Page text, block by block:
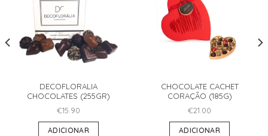
DECOFLORALIA
CHOCOLATES (255GR)
€15.90
ADICIONAR
CHOCOLATE CACHET
CORAÇÃO (185G)
€21.00
ADICIONAR